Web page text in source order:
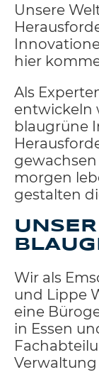
Unsere
hier
Als
entwickeln
blaugrüne
morgen
gestalten
Wir als
und Lippe
eine
in Essen